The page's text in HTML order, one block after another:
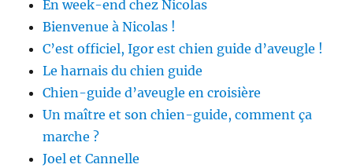
En week-end chez Nicolas
Bienvenue à Nicolas !
C’est officiel, Igor est chien guide d’aveugle !
Le harnais du chien guide
Chien-guide d’aveugle en croisière
Un maître et son chien-guide, comment ça
marche ?
Joel et Cannelle